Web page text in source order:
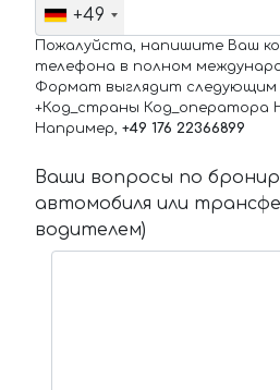
+49
Пожалуйста, напишите Ваш
телефона в полном
Формат выглядит следующим
+Код_страны Код_оператора
Например, +49 176 22366899
Ваши вопросы по
автомобиля или
водителем)